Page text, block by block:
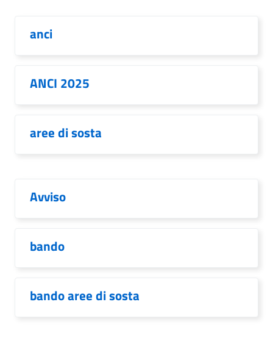
anci
ANCI 2025
aree di sosta
Avviso
bando
bando aree di sosta